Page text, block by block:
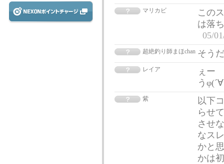
マリカビ
この
は落
05/
超絶釣り師まほchan そう
レイア
ぇー
う
紫
以下
らせ
させ
なス
かと
かは